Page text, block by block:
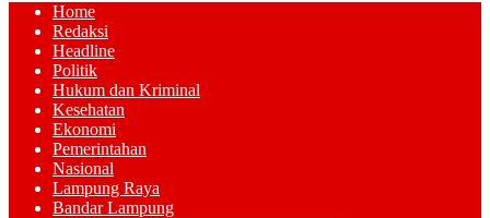
Home
Redaksi
Headline
Politik
Hukum dan Kriminal
Kesehatan
Ekonomi
Pemerintahan
Nasional
Lampung Raya
Bandar Lampung